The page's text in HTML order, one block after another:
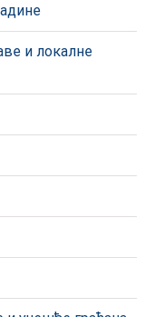
и локалне